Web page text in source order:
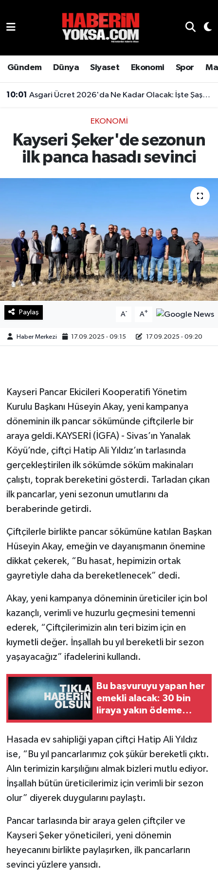
Gündem Dünya Siyaset Ekonomi Spor
10:01 Asgari Ücret 2026'da Ne Kadar Olacak: İşte Şaşırtan Rakam
EKONOMI
Kayseri Şeker'de sezonun
ilk panca hasadı sevinci
Paylaş A- A+
Haber Merkezi 17.09.2025 - 09:15 17.09.2025 - 09:20
Kayseri Pancar Ekicileri Kooperatifi Yönetim
Kurulu Başkanı Hüseyin Akay, yeni kampanya
döneminin ilk pancar sökümünde çiftçilerle bir
araya geldi.KAYSERİ (İGFA) - Sivas’ın Yanalak
Köyü’nde, çiftçi Hatip Ali Yıldız’ın tarlasında
gerçekleştirilen ilk sökümde söküm makinaları
çalıştı, toprak bereketini gösterdi. Tarladan çıkan
ilk pancarlar, yeni sezonun umutlarını da
beraberinde getirdi.
Çiftçilerle birlikte pancar sökümüne katılan Başkan
Hüseyin Akay, emeğin ve dayanışmanın önemine
dikkat çekerek, “Bu hasat, hepimizin ortak
gayretiyle daha da bereketlenecek” dedi.
Akay, yeni kampanya döneminin üreticiler için bol
kazançlı, verimli ve huzurlu geçmesini temenni
ederek, “Çiftçilerimizin alın teri bizim için en
kıymetli değer. İnşallah bu yıl bereketli bir sezon
yaşayacağız” ifadelerini kullandı.
Bu başvuruyu yapan her
emekli alacak: 30 bin
liraya yakın ödeme
yapılıyor
Hasada ev sahipliği yapan çiftçi Hatip Ali Yıldız
ise, “Bu yıl pancarlarımız çok şükür bereketli çıktı.
Alın terimizin karşılığını almak bizleri mutlu ediyor.
İnşallah bütün üreticilerimiz için verimli bir sezon
olur” diyerek duygularını paylaştı.
Pancar tarlasında bir araya gelen çiftçiler ve
Kayseri Şeker yöneticileri, yeni dönemin
heyecanını birlikte paylaşırken, ilk pancarların
sevinci yüzlere yansıdı.
Genel
Gündem
Sağlık
Teknoloji
Yaşam
Hava Durumu
Son Dakika Haberleri
Haber Arşivi